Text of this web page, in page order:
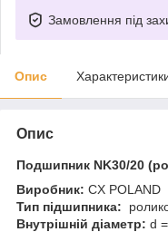
Замовлення під
Опис
Опис
Подшипник NK30/20
Виробник: CX POLAND
Тип підшипника:
Внутрішній діаметр: d